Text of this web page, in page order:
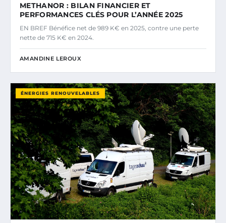
METHANOR : BILAN FINANCIER ET
PERFORMANCES CLÉS POUR L’ANNÉE 2025
EN BREF Bénéfice net de 989 K€ en 2025, contre une perte
nette de 715 K€ en 2024.
AMANDINE LEROUX
ÉNERGIES RENOUVELABLES